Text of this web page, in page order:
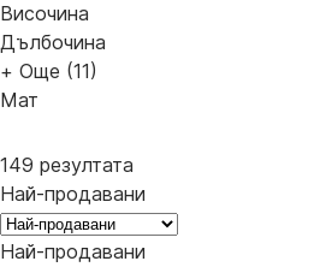
Височина
Дълбочина
+ Още (11)
Мат
149 резултата
Най-продавани
Най-продавани